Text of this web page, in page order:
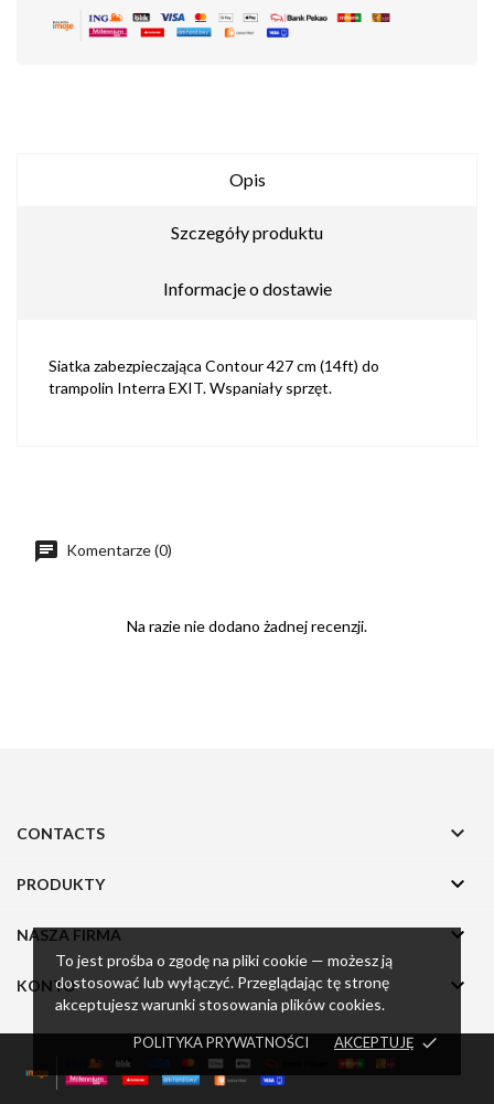
To jest prośba o zgodę na pliki cookie — możesz ją
dostosować lub wyłączyć. Przeglądając tę stronę
akceptujesz warunki stosowania plików cookies.
POLITYKA PRYWATNOŚCI AKCEPTUJĘ done
Opis
Szczegóły produktu
Informacje o dostawie
Siatka zabezpieczająca Contour 427 cm (14ft) do
trampolin Interra EXIT. Wspaniały sprzęt.
Komentarze (0)
Na razie nie dodano żadnej recenzji.
CONTACTS 
PRODUKTY 
NASZA FIRMA 
KONTO 